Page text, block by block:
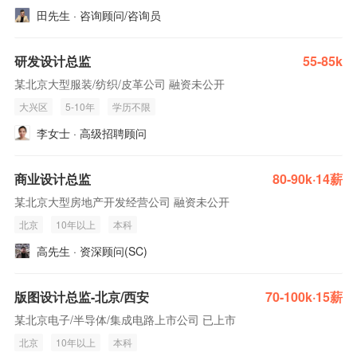
田先生 · 咨询顾问/咨询员
研发设计总监 55-85k
某北京大型服装/纺织/皮革公司 融资未公开
大兴区 5-10年 学历不限
李女士 · 高级招聘顾问
商业设计总监 80-90k·14薪
某北京大型房地产开发经营公司 融资未公开
北京 10年以上 本科
高先生 · 资深顾问(SC)
版图设计总监-北京/西安 70-100k·15薪
某北京电子/半导体/集成电路上市公司 已上市
北京 10年以上 本科